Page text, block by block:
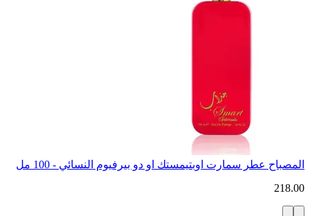
المصباح عطر سمارت اوبتيمستك او دو بيرفيوم النسائي - 100 مل
218.00